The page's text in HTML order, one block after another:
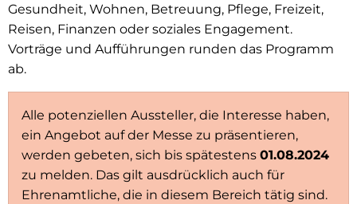
Gesundheit, Wohnen, Betreuung, Pflege, Freizeit,
Reisen, Finanzen oder soziales Engagement.
Vorträge und Aufführungen runden das Programm
ab.
Alle potenziellen Aussteller, die Interesse haben,
ein Angebot auf der Messe zu präsentieren,
werden gebeten, sich bis spätestens 01.08.2024
zu melden. Das gilt ausdrücklich auch für
Ehrenamtliche, die in diesem Bereich tätig sind.